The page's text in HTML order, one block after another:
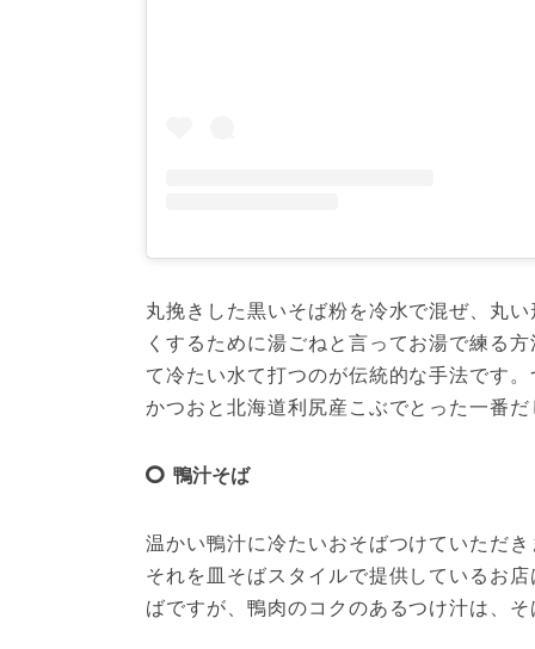
丸挽きした黒いそば粉を冷水で混ぜ、丸
くするために湯ごねと言ってお湯で練る
て冷たい水て打つのが伝統的な手法です
かつおと北海道利尻産こぶでとった一番
鴨汁そば
温かい鴨汁に冷たいおそばつけていただ
それを皿そばスタイルで提供しているお
ばですが、鴨肉のコクのあるつけ汁は、